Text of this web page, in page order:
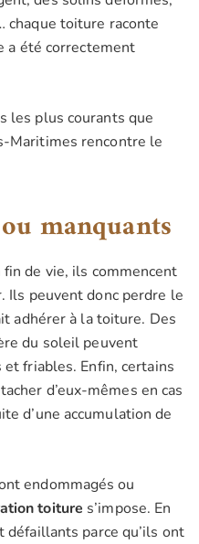
chaque toiture raconte
a été correctement
les plus courants que
Maritimes rencontre le
manquants
de vie, ils commencent
Ils peuvent donc perdre le
adhérer à la toiture. Des
du soleil peuvent
friables. Enfin, certains
d’eux-mêmes en cas
d’une accumulation de
endommagés ou
toiture s’impose. En
défaillants parce qu’ils ont